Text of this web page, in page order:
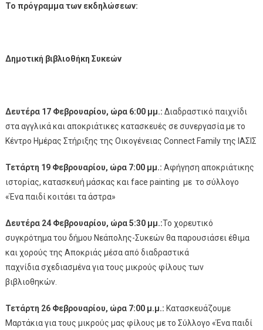
Το πρόγραμμα των εκδηλώσεων:
Δημοτική βιβλιοθήκη Συκεών
Δευτέρα 17 Φεβρουαρίου, ώρα 6:00 μμ.: Διαδραστικό παιχνίδι
στα αγγλικά και αποκριάτικες κατασκευές σε συνεργασία με το
Κέντρο Ημέρας Στήριξης της Οικογένειας Connect Family της ΙΑΣΙΣ
Τετάρτη 19 Φεβρουαρίου, ώρα 7:00 μμ.: Αφήγηση αποκριάτικης
ιστορίας, κατασκευή μάσκας και face painting με το σύλλογο
«Ένα παιδί κοιτάει τα άστρα»
Δευτέρα 24 Φεβρουαρίου, ώρα 5:30 μμ.:Το χορευτικό
συγκρότημα του δήμου Νεάπολης-Συκεών θα παρουσιάσει έθιμα
και χορούς της Αποκριάς μέσα από διαδραστικά
παχνίδια σχεδιασμένα για τους μικρούς φίλους των
Τετάρτη 26 Φεβρουαρίου, ώρα 7:00 μ.μ.: Κατασκευάζουμε
Μαρτάκια για τους μικρούς μας φίλους με το Σύλλογο «Ένα παιδί